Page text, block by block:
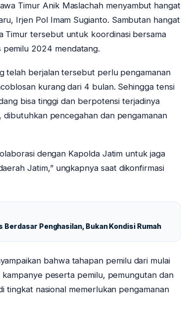
Timur Anik Maslachah menyambut hangat
Irjen Pol Imam Sugianto. Sambutan hangat
Timur tersebut untuk koordinasi bersama
pemilu 2024 mendatang.
telah berjalan tersebut perlu pengamanan
kurang dari 4 bulan. Sehingga tensi
bisa tinggi dan berpotensi terjadinya
pencegahan dan pengamanan
dengan Kapolda Jatim untuk jaga
Jatim,” ungkapnya saat dikonfirmasi
Berdasar Penghasilan, Bukan Kondisi Rumah
bahwa tahapan pemilu dari mulai
peserta pemilu, pemungutan dan
tingkat nasional memerlukan pengamanan